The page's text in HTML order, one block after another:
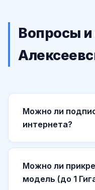
Вопросы
Можно ли
интернета?
Можно ли
модель (до 1